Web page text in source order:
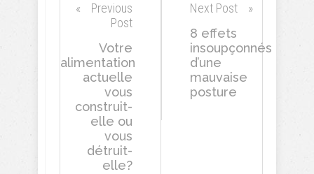
Previous
Post
Votre
alimentation
actuelle
vous
construit-
elle ou
vous
détruit-
elle?
Next Post
8 effets
insoupçonnés
d’une
mauvaise
posture